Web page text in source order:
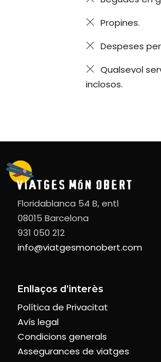
Propines.
Despeses
Qualsevol
inclosos.
Floridablanca 54 B, entl
08015 Barcelona
931 050 212
info@viatgesmonobert.com
Enllaços d’interès
Política de Privacitat
Avís legal
Condicions generals
Assegurances de viatges